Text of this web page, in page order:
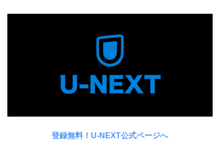
登録無料！U-NEXT公式ページへ